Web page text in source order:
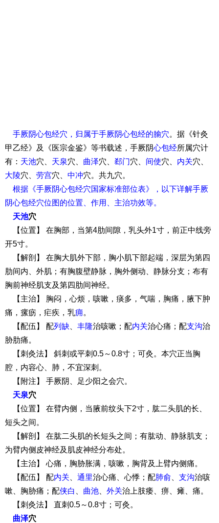
手厥阴心包经穴，归属于手厥阴心包经的腧穴。据《针灸
甲乙经》及《医宗金鉴》等书载述，手厥阴心包经所属穴计
有： 天池穴、 天泉穴、 曲泽穴、 郄门穴、 间使穴、 内关穴、
大陵穴、 劳宫穴、 中冲穴。共九穴。
根据《手厥阴心包经穴国家标准部位表》，以下详解手厥
阴心包经穴位图的位置、作用、主治功效等。
天池穴
【位置】 在胸部，当第4肋间隙，乳头外1寸，前正中线旁
开5寸。
【解剖】 在胸大肌外下部，胸小肌下部起端，深层为第四
肋间内、外肌；有胸腹壁静脉，胸外侧动、静脉分支；布有
胸前神经肌支及第四肋间神经。
【主治】 胸闷，心烦，咳嗽，痰多，气喘，胸痛，腋下肿
痛，瘰疬，疟疾，乳痈。
【配伍】 配列缺 丰隆治咳嗽；配内关治心痛；配支沟治
胁肋痛。
【刺灸法】 斜刺或平刺0.5～0.8寸；可灸。本穴正当胸
腔，内容心、肺，不宜深刺。
【附注】 手厥阴、足少阳之会穴。
天泉穴
【位置】 在臂内侧，当腋前纹头下2寸，肱二头肌的长、
短头之间。
【解剖】 在肱二头肌的长短头之间；有肱动、静脉肌支；
为臂内侧皮神经及肌皮神经分布处。
【主治】 心痛，胸胁胀满，咳嗽，胸背及上臂内侧痛。
【配伍】 配内关 通里治心痛、心悸；配肺俞 支沟治咳
嗽、胸胁痛；配侠白 曲池 外关治上肢痿、痹、瘫、痛。
【刺灸法】 直刺0.5～0.8寸；可灸。
曲泽穴